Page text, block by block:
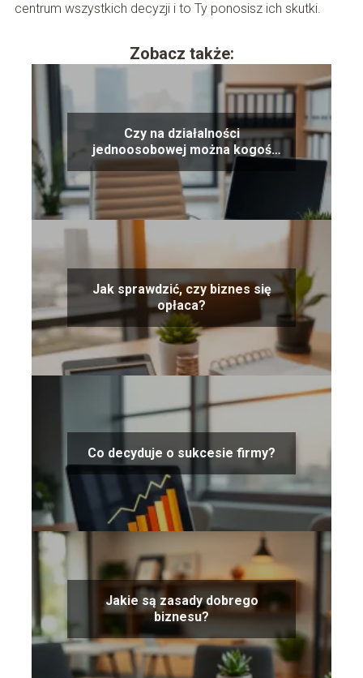
centrum wszystkich decyzji i to Ty ponosisz ich skutki.
Zobacz także:
Czy na działalności
jednoosobowej można kogoś
Jak sprawdzić, czy biznes się
opłaca?
Co decyduje o sukcesie firmy?
Jakie są zasady dobrego
biznesu?